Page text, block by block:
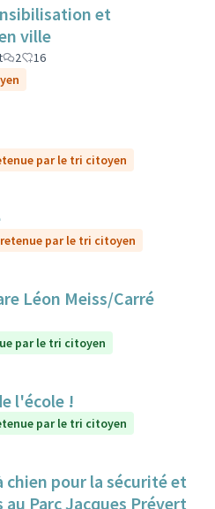
et
ville
2
16
par le tri citoyen
par le tri citoyen
Léon Meiss/Carré
par le tri citoyen
l'école !
par le tri citoyen
chien pour la sécurité et
Parc Jacques Prévert